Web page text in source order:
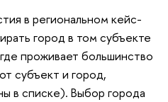
в региональном кейс-
город в том субъекте
проживает большинство
субъект и город,
в списке). Выбор города